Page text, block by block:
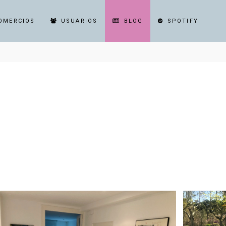
USUARIOS BLOG SPOTIFY